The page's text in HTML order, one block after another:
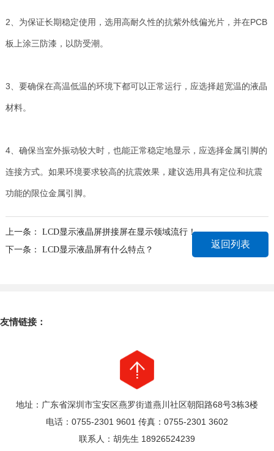
2、为保证长期稳定使用，选用高耐久性的抗紫外线偏光片，并在PCB
板上涂三防漆，以防受潮。
3、要确保在高温低温的环境下都可以正常运行，应选择超宽温的液晶
材料。
4、确保当室外振动较大时，也能正常稳定地显示，应选择金属引脚的
连接方式。如果环境要求较高的抗震效果，建议选用具有定位和抗震
功能的限位金属引脚。
返回列表
上一条： LCD显示液晶屏拼接屏在显示领域流行！
下一条： LCD显示液晶屏有什么特点？
友情链接：
地址：广东省深圳市宝安区燕罗街道燕川社区朝阳路68号3栋3楼
电话：0755-2301 9601 传真：0755-2301 3602
联系人：胡先生 18926524239